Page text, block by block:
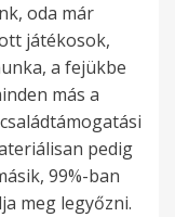
oda már
játékosok,
a fejükbe
más a
pedig
99%-ban
meg legyőzni.